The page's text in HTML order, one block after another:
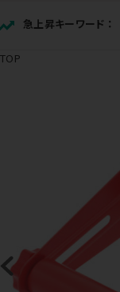
急上昇キーワード ：
TOP